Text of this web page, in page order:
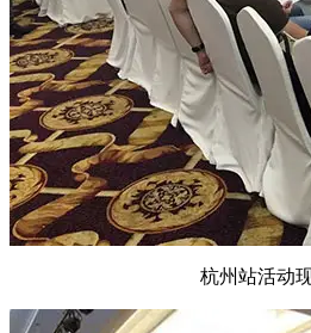
杭州站活动